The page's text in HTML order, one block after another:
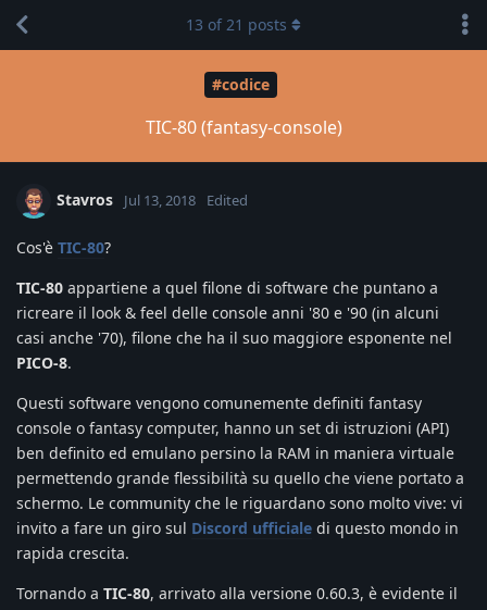
#codice
TIC-80 (fantasy-console)
13 of21 posts
Stavros Jul 13, 2018 Edited
Cos'è TIC-80?
TIC-80 appartiene a quel filone di software che puntano a
ricreare il look & feel delle console anni '80 e '90 (in alcuni
casi anche '70), filone che ha il suo maggiore esponente nel
PICO-8.
Questi software vengono comunemente definiti fantasy
console o fantasy computer, hanno un set di istruzioni (API)
ben definito ed emulano persino la RAM in maniera virtuale
permettendo grande flessibilità su quello che viene portato a
schermo. Le community che le riguardano sono molto vive: vi
invito a fare un giro sul Discord ufficiale di questo mondo in
rapida crescita.
Tornando a TIC-80, arrivato alla versione 0.60.3, è evidente il